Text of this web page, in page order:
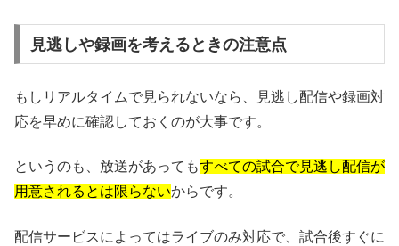
見逃しや録画を考えるときの注意点
もしリアルタイムで見られないなら、見逃し配信や録画対
応を早めに確認しておくのが大事です。
というのも、放送があってもすべての試合で見逃し配信が
用意されるとは限らないからです。
配信サービスによってはライブのみ対応で、試合後すぐに